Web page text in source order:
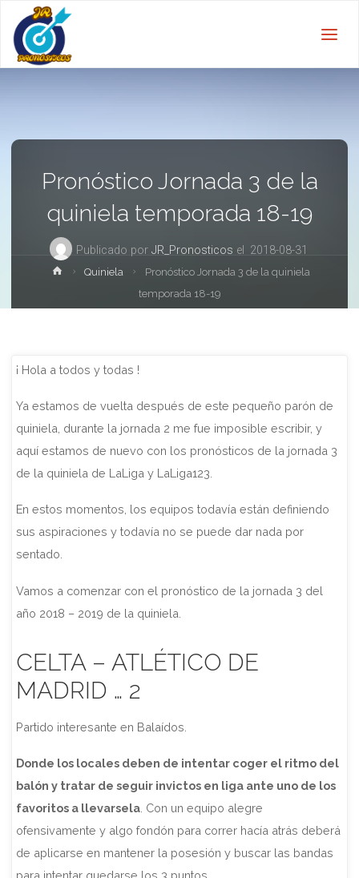
Pronóstico Jornada 3 de la
quiniela temporada 18-19
Publicado por JR_Pronosticos el 2018-08-31
InicioQuiniela
Pronóstico Jornada 3 de la quiniela
temporada 18-19
¡ Hola a todos y todas !
Ya estamos de vuelta después de este pequeño parón de
quiniela, durante la jornada 2 me fue imposible escribir, y
aquí estamos de nuevo con los pronósticos de la jornada 3
de la quiniela de LaLiga y LaLiga123.
En estos momentos, los equipos todavía están definiendo
sus aspiraciones y todavía no se puede dar nada por
sentado.
Vamos a comenzar con el pronóstico de la jornada 3 del
año 2018 – 2019 de la quiniela.
CELTA – ATLÉTICO DE
MADRID … 2
Partido interesante en Balaídos.
Donde los locales deben de intentar coger el ritmo del
balón y tratar de seguir invictos en liga ante uno de los
favoritos a llevarsela. Con un equipo alegre
ofensivamente y algo fondón para correr hacía atrás deberá
de aplicarse en mantener la posesión y buscar las bandas